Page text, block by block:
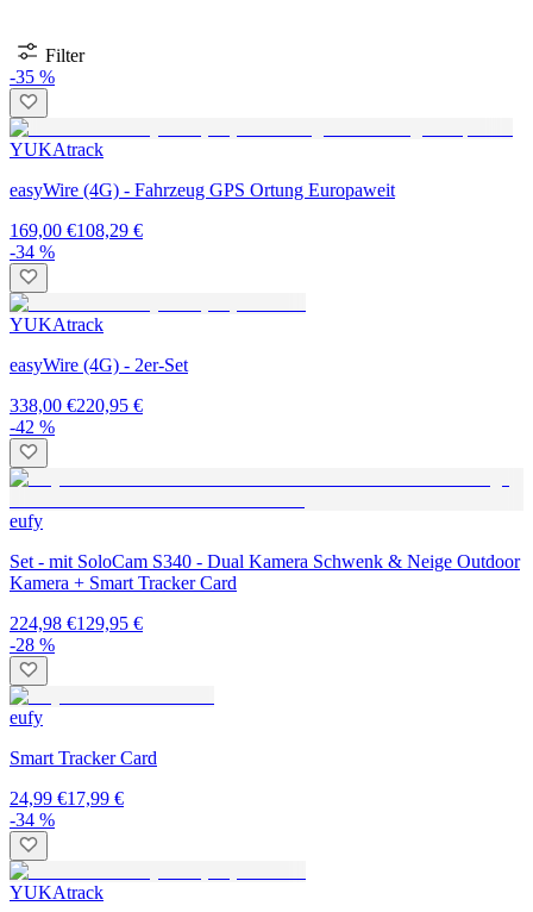
Filter
-35 %
YUKAtrack
easyWire (4G) - Fahrzeug GPS Ortung Europaweit
169,00 €108,29 €
-34 %
YUKAtrack
easyWire (4G) - 2er-Set
338,00 €220,95 €
-42 %
eufy
Set - mit SoloCam S340 - Dual Kamera Schwenk & Neige Outdoor
Kamera + Smart Tracker Card
224,98 €129,95 €
-28 %
eufy
Smart Tracker Card
24,99 €17,99 €
-34 %
YUKAtrack